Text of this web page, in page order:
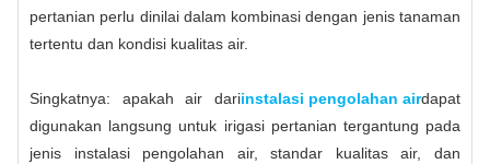
pertanian perlu dinilai dalam kombinasi dengan jenis tanaman
tertentu dan kondisi kualitas air.
Singkatnya: apakah air dariinstalasi pengolahan airdapat
digunakan langsung untuk irigasi pertanian tergantung pada
jenis instalasi pengolahan air, standar kualitas air, dan